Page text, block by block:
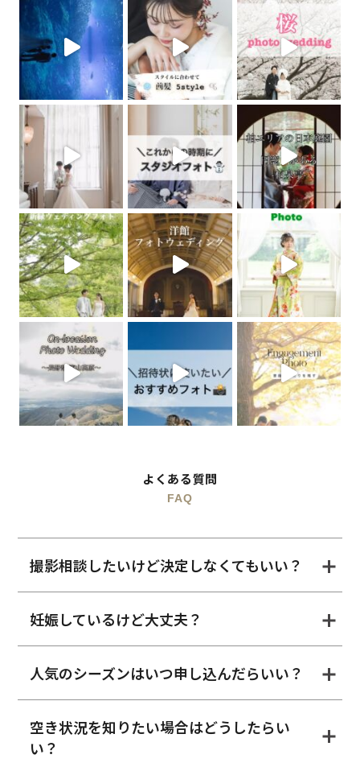
よくある質問
FAQ
撮影相談したいけど決定しなくてもいい？
妊娠しているけど大丈夫？
人気のシーズンはいつ申し込んだらいい？
空き状況を知りたい場合はどうしたらい
い？